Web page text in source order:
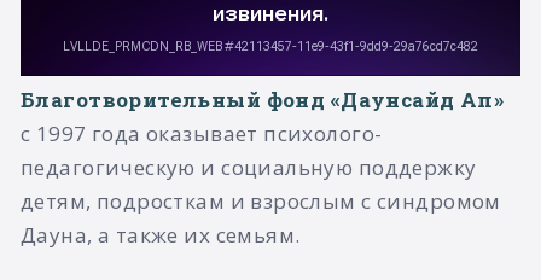
Благотворительный фонд «Даунсайд Ап»
с 1997 года оказывает психолого-
педагогическую и социальную поддержку
детям, подросткам и взрослым с синдромом
Дауна, а также их семьям.​